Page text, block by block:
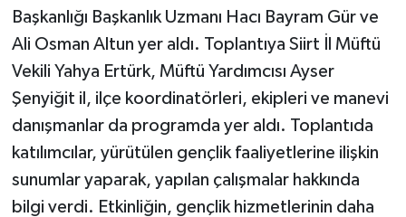
Başkanlığı Başkanlık Uzmanı Hacı Bayram Gür ve
Ali Osman Altun yer aldı. Toplantıya Siirt İl Müftü
Vekili Yahya Ertürk, Müftü Yardımcısı Ayser
Şenyiğit il, ilçe koordinatörleri, ekipleri ve manevi
danışmanlar da programda yer aldı. Toplantıda
katılımcılar, yürütülen gençlik faaliyetlerine ilişkin
sunumlar yaparak, yapılan çalışmalar hakkında
bilgi verdi. Etkinliğin, gençlik hizmetlerinin daha